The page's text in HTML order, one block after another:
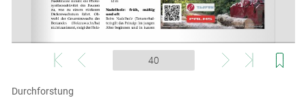
Skip to main content
Durchforstung